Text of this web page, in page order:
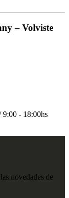
– Volviste
- 18:00hs
novedades de